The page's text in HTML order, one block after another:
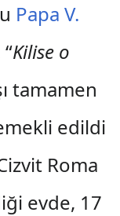
Papa V.
Kilise o
tamamen
edildi
Roma
evde, 17